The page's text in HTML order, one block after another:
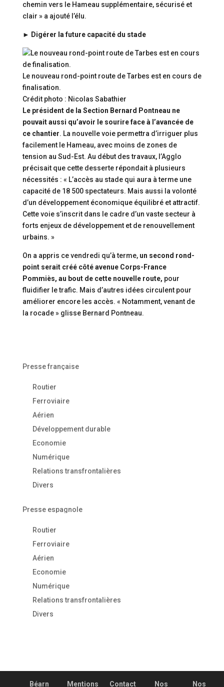
chemin vers le Hameau supplémentaire, sécurisé et
clair » a ajouté l’élu.
► Digérer la future capacité du stade
Le nouveau rond-point route de Tarbes est en cours de
finalisation.
Crédit photo : Nicolas Sabathier
Le président de la Section Bernard Pontneau ne
pouvait aussi qu’avoir le sourire face à l’avancée de
ce chantier. La nouvelle voie permettra d’irriguer plus
facilement le Hameau, avec moins de zones de
tension au Sud-Est. Au début des travaux, l’Agglo
précisait que cette desserte répondait à plusieurs
nécessités : « L’accès au stade qui aura à terme une
capacité de 18 500 spectateurs. Mais aussi la volonté
d’un développement économique équilibré et attractif.
Cette voie s’inscrit dans le cadre d’un vaste secteur à
forts enjeux de développement et de renouvellement
urbains. »
On a appris ce vendredi qu’à terme,un second rond-
point serait créé côté avenue Corps-France
Pommiès, au bout de cette nouvelle route, pour
fluidifier le trafic. Mais d’autres idées circulent pour
améliorer encore les accès. « Notamment, venant de
la rocade » glisse Bernard Pontneau.
Presse française
Routier
Ferroviaire
Aérien
Développement durable
Economie
Numérique
Relations transfrontalières
Divers
Presse espagnole
Routier
Ferroviaire
Aérien
Economie
Numérique
Relations transfrontalières
Divers
Béarn Mentions Contact Nos Nos